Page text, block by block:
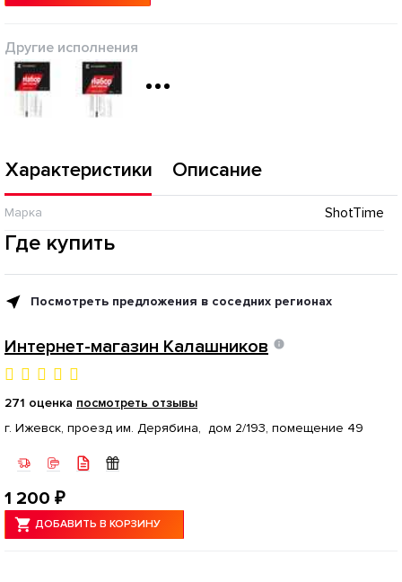
Другие исполнения
Характеристики Описание
Марка ShotTime
Где купить
Посмотреть предложения в соседних регионах
Интернет-магазин Калашников
271 оценка посмотреть отзывы
г. Ижевск, проезд им. Дерябина, дом 2/193, помещение 49
1 200 ₽
ДОБАВИТЬ В КОРЗИНУ